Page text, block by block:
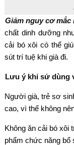
Giảm nguy cơ
chất dinh dưỡng
cải bó xôi có thể
sút trí tuệ khi già đi.
Lưu ý khi sử dùng
Người già, trẻ sơ
cao, vì thế không
Không ăn cải bó xôi
phẩm chức năng bổ